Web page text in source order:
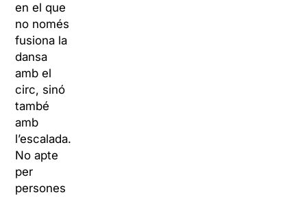
enel que
no només
fusiona la
dansa
amb el
circ, sinó
també
amb
l’escalada.
No apte
per
persones